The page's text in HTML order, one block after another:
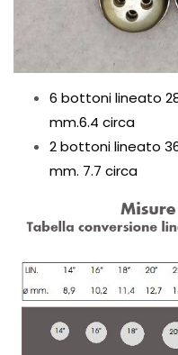
6 bottoni lineato
mm.6.4 circa
2 bottoni lineato
mm. 7.7 circa